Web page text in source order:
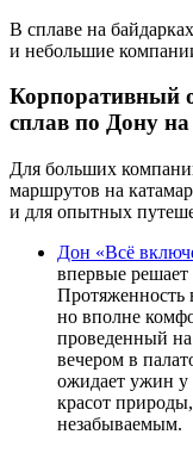
В сплаве на
и небольшие
Корпоративный
сплав по Дону
Для больших
маршрутов на
и для опытных
Дон «Всё
впервые решает
Протяженность
но вполне
проведенный на
вечером в
ожидает ужин у
красот
незабываемым.